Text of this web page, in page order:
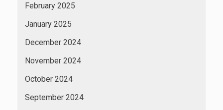
February 2025
January 2025
December 2024
November 2024
October 2024
September 2024